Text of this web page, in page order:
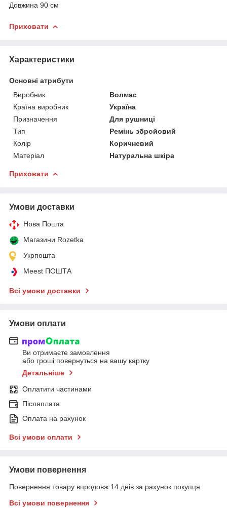
Довжина 90 см
Приховати
Характеристики
Основні атрибути
Виробник
Волмас
Країна виробник
Україна
Призначення
Для рушниці
Тип
Ремінь збройовий
Колір
Коричневий
Матеріал
Натуральна шкіра
Приховати
Умови доставки
Нова Пошта
Магазини Rozetka
Укрпошта
Meest ПОШТА
Всі умови доставки
Умови оплати
Ви отримаєте замовлення
або гроші повернуться на вашу картку
Детальніше
Оплатити частинами
Післяплата
Оплата на рахунок
Всі умови оплати
Умови повернення
Повернення товару впродовж 14 днів за рахунок покупця
Всі умови повернення